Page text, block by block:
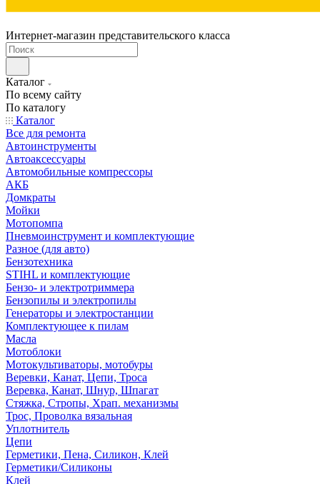
Интернет-магазин представительского класса
Каталог
По всему сайту
По каталогу
Каталог
Все для ремонта
Автоинструменты
Автоаксессуары
Автомобильные компрессоры
АКБ
Домкраты
Мойки
Мотопомпа
Пневмоинструмент и комплектующие
Разное (для авто)
Бензотехника
STIHL и комплектующие
Бензо- и электротриммера
Бензопилы и электропилы
Генераторы и электростанции
Комплектующее к пилам
Масла
Мотоблоки
Мотокультиваторы, мотобуры
Веревки, Канат, Цепи, Троса
Веревка, Канат, Шнур, Шпагат
Стяжка, Стропы, Храп. механизмы
Трос, Проволка вязальная
Уплотнитель
Цепи
Герметики, Пена, Силикон, Клей
Герметики/Силиконы
Клей